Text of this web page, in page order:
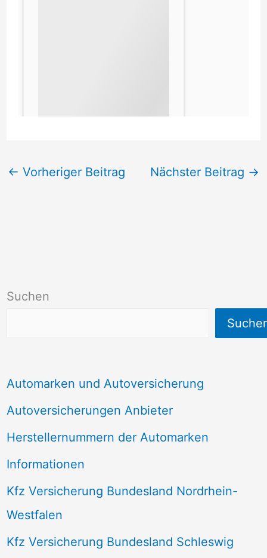
Suchen
Automarken und Autoversicherung
Autoversicherungen Anbieter
Herstellernummern der Automarken
Informationen
Kfz Versicherung Bundesland Nordrhein-
Westfalen
Kfz Versicherung Bundesland Schleswig
← Vorheriger Beitrag Nächster Beitrag →